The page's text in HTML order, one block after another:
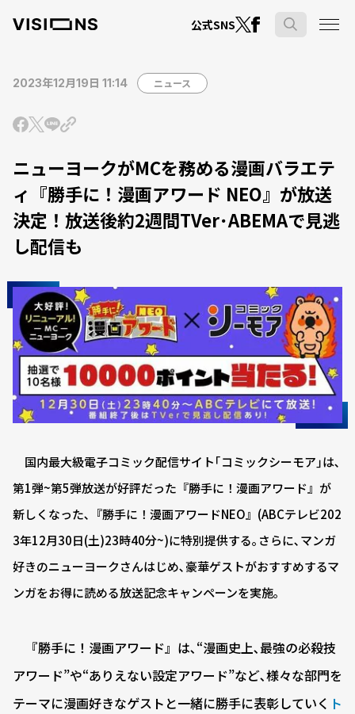
公式SNS
2023年12月19日 11:14 ニュース
ニューヨークがMCを務める漫画バラエテ
ィ『勝手に！漫画アワード NEO』が放送
決定！放送後約2週間TVer･ABEMAで見逃
し配信も
国内最大級電子コミック配信サイト｢コミックシーモア｣は､
第1弾~第5弾放送が好評だった『勝手に！漫画アワード』が
新しくなった､『勝手に！漫画アワードNEO』(ABCテレビ202
3年12月30日(土)23時40分~)に特別提供する｡さらに､マンガ
好きのニューヨークさんはじめ､豪華ゲストがおすすめするマ
ンガをお得に読める放送記念キャンペーンを実施｡
『勝手に！漫画アワード』は､“漫画史上､最強の必殺技
アワード”や“ありえない設定アワード”など､様々な部門を
テーマに漫画好きなゲストと一緒に勝手に表彰していく ト